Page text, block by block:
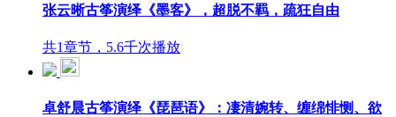
张云晰古筝演绎《墨客》，超脱不羁，疏狂自由
共1章节，5.6千次播放
卓舒晨古筝演绎《琵琶语》：凄清婉转、缠绵悱恻、欲